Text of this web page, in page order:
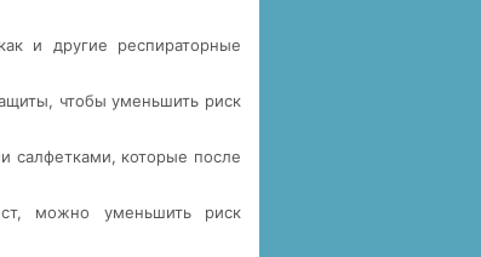
и другие респираторные
чтобы уменьшить риск
салфетками, которые после
можно уменьшить риск